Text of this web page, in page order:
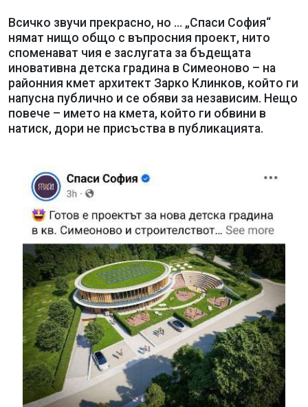
Всичко звучи прекрасно, но … „Спаси София“
нямат нищо общо с въпросния проект, нито
споменават чия е заслугата за бъдещата
иновативна детска градина в Симеоново – на
районния кмет архитект Зарко Клинков, който ги
напусна публично и се обяви за независим. Нещо
повече – името на кмета, който ги обвини в
натиск, дори не присъства в публикацията.